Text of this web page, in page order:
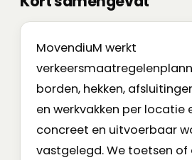
MovendiuM werkt
borden, hekken,
en werkvakken per locatie
concreet en uitvoerbaar
vastgelegd. We toetsen